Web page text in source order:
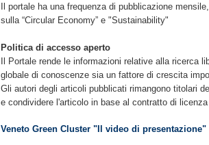
Il portale ha una frequenza di pubblicazione
sulla “Circular Economy” e "Sustainability"
Politica di accesso aperto
Il Portale rende le informazioni relative alla ricerca
globale di conoscenze sia un fattore di crescita
Gli autori degli articoli pubblicati rimangono titolari
e condividere l'articolo in base al contratto di licenza
Veneto Green Cluster "Il video di presentazione"